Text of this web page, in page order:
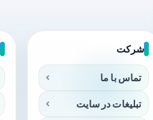
شرکت
تماس با ما
تبلیغات در سایت